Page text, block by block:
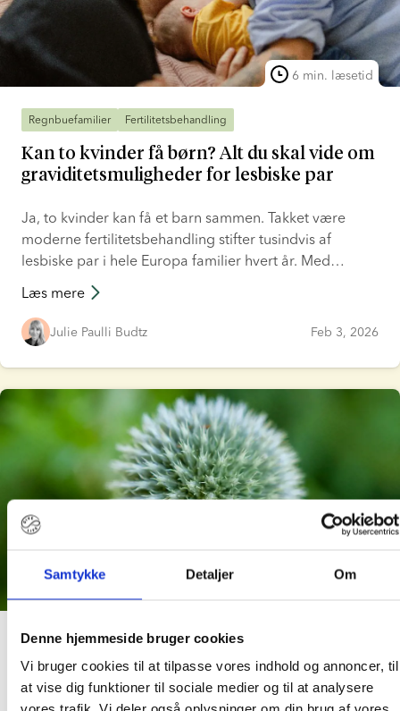
Samtykke Detaljer Om
Denne hjemmeside bruger cookies
Vi bruger cookies til at tilpasse vores indhold og annoncer, til
at vise dig funktioner til sociale medier og til at analysere
6 min. læsetid
Regnbuefamilier Fertilitetsbehandling
Kan to kvinder få børn? Alt du skal vide om
graviditetsmuligheder for lesbiske par
Ja, to kvinder kan få et barn sammen. Takket være
moderne fertilitetsbehandling stifter tusindvis af
lesbiske par i hele Europa familier hvert år. Med
fertilitetsbehandlinger som IUI, IVF og gensidig IVF kan
par af samme køn bygge en familie, der føles unikt
deres egen. Her får du en liste over de forskellige
graviditetsmuligheder for lesbiske par, og en
forklaring på hvordan hver behandling fungerer. Du vil
også finde svar på ofte stillede spørgsmål som "kan to
kvinder få et biologisk barn?", "hvor meget koster det
for to kvinder at få et barn?" og "hvordan kan en
sædbank hjælpe med at stifte en familie?"
Læs mere
Julie Paulli Budtz Feb 3, 2026
du skal kende